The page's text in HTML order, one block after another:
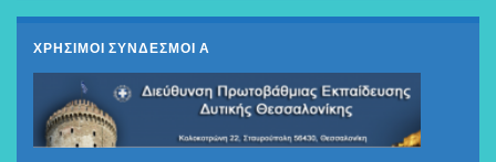
ΧΡΗΣΙΜΟΙ ΣΥΝΔΕΣΜΟΙ Α